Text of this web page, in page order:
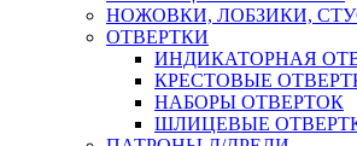
НОЖОВКИ, ЛОБЗИКИ,
ОТВЕРТКИ
ИНДИКАТОРНАЯ
КРЕСТОВЫЕ
НАБОРЫ ОТВЕРТОК
ШЛИЦЕВЫЕ